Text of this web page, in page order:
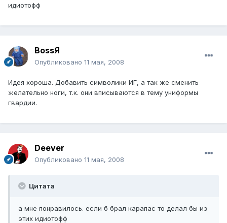
идиотофф
BossЯ
Опубликовано 11 мая, 2008
Идея хороша. Добавить символики ИГ, а так же сменить
желательно ноги, т.к. они вписываются в тему униформы
гвардии.
Deever
Опубликовано 11 мая, 2008
Цитата
а мне понравилось. если б брал карапас то делал бы из
этих идиотофф